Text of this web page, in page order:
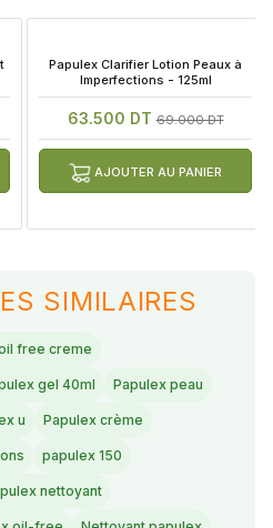
Papulex Clarifier Lotion Peaux à
Imperfections - 125ml
63.500 DT69.000 DT
AJOUTER AU PANIER
SIMILAIRES
free creme
gel 40ml Papulex peau
u Papulex crème
papulex 150
nettoyant